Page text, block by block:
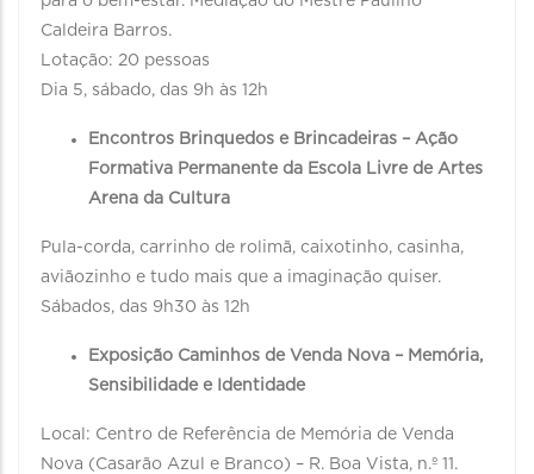
Caldeira Barros.
Lotação: 20 pessoas
Dia 5, sábado, das 9h às 12h
Encontros Brinquedos e Brincadeiras – Ação
Formativa Permanente da Escola Livre de Artes
Arena da Cultura
Pula-corda, carrinho de rolimã, caixotinho, casinha,
aviãozinho e tudo mais que a imaginação quiser.
Sábados, das 9h30 às 12h
Exposição Caminhos de Venda Nova – Memória,
Sensibilidade e Identidade
Local: Centro de Referência de Memória de Venda
Nova (Casarão Azul e Branco) – R. Boa Vista, n.º 11.